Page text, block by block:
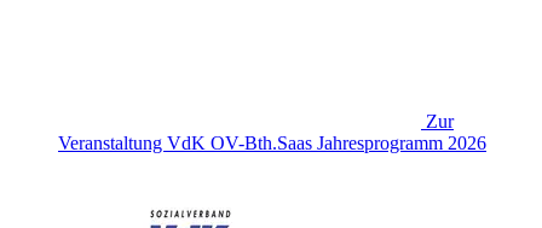
Zur
Veranstaltung VdK OV-Bth.Saas Jahresprogramm 2026